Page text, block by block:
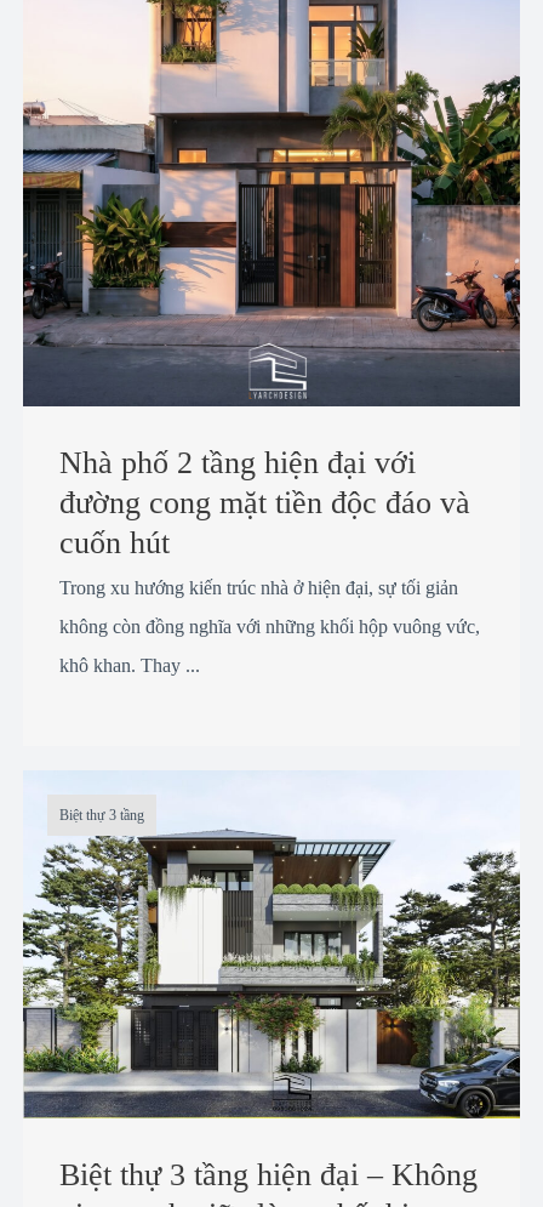
Nhà phố 2 tầng hiện đại với
đường cong mặt tiền độc đáo và
cuốn hút
Trong xu hướng kiến trúc nhà ở hiện đại, sự tối giản
không còn đồng nghĩa với những khối hộp vuông vức,
khô khan. Thay ...
Biệt thự 3 tầng
Biệt thự 3 tầng hiện đại – Không